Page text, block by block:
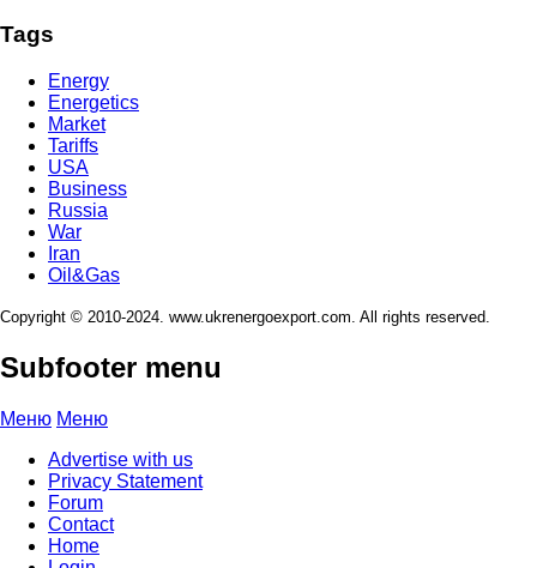
Tags
Energy
Energetics
Market
Tariffs
USA
Business
Russia
War
Iran
Oil&Gas
Copyright © 2010-2024. www.ukrenergoexport.com. All rights reserved.
Subfooter menu
Меню Меню
Advertise with us
Privacy Statement
Forum
Contact
Home